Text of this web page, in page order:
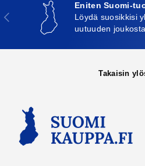
Edellinen
Eniten Suomi-
Löydä suosikkisi
uutuuden joukosta
Takaisin